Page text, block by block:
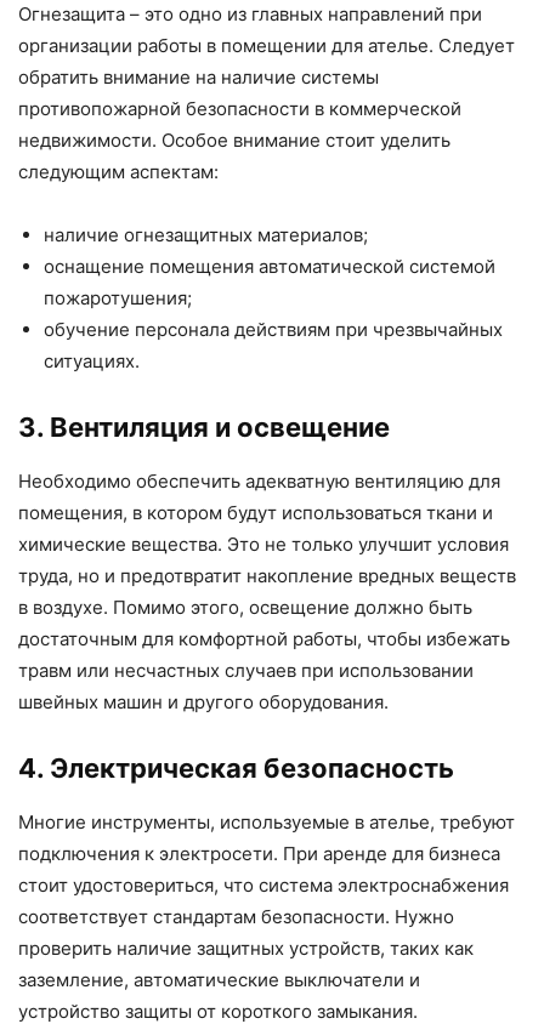
Огнезащита – это одно из главных направлений при
организации работы в помещении для ателье. Следует
обратить внимание на наличие системы
противопожарной безопасности в коммерческой
недвижимости. Особое внимание стоит уделить
следующим аспектам:
наличие огнезащитных материалов;
оснащение помещения автоматической системой
пожаротушения;
обучение персонала действиям при чрезвычайных
ситуациях.
3. Вентиляция и освещение
Необходимо обеспечить адекватную вентиляцию для
помещения, в котором будут использоваться ткани и
химические вещества. Это не только улучшит условия
труда, но и предотвратит накопление вредных веществ
в воздухе. Помимо этого, освещение должно быть
достаточным для комфортной работы, чтобы избежать
травм или несчастных случаев при использовании
швейных машин и другого оборудования.
4. Электрическая безопасность
Многие инструменты, используемые в ателье, требуют
подключения к электросети. При аренде для бизнеса
стоит удостовериться, что система электроснабжения
соответствует стандартам безопасности. Нужно
проверить наличие защитных устройств, таких как
заземление, автоматические выключатели и
устройство защиты от короткого замыкания.